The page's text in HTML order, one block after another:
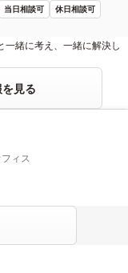
当日相談可
休日相談可
一緒に考え、一緒に解決し
見る
ィス